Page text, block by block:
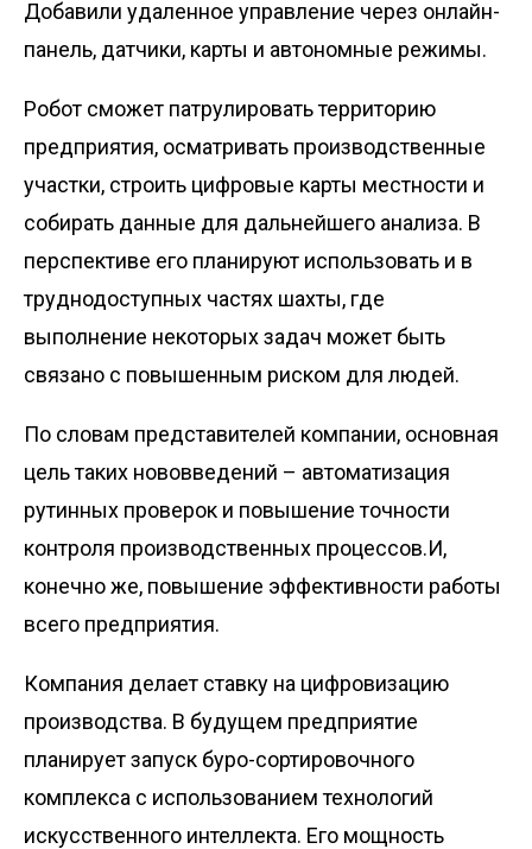
Добавили удаленное управление через онлайн-
панель, датчики, карты и автономные режимы.
Робот сможет патрулировать территорию
предприятия, осматривать производственные
участки, строить цифровые карты местности и
собирать данные для дальнейшего анализа. В
перспективе его планируют использовать и в
труднодоступных частях шахты, где
выполнение некоторых задач может быть
связано с повышенным риском для людей.
По словам представителей компании, основная
цель таких нововведений – автоматизация
рутинных проверок и повышение точности
контроля производственных процессов.И,
конечно же, повышение эффективности работы
всего предприятия.
Компания делает ставку на цифровизацию
производства. В будущем предприятие
планирует запуск буро-сортировочного
комплекса с использованием технологий
искусственного интеллекта. Его мощность